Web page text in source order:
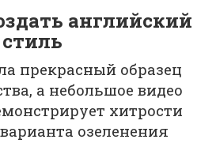
английский
прекрасный образец
а небольшое видео
хитрости
озеленения